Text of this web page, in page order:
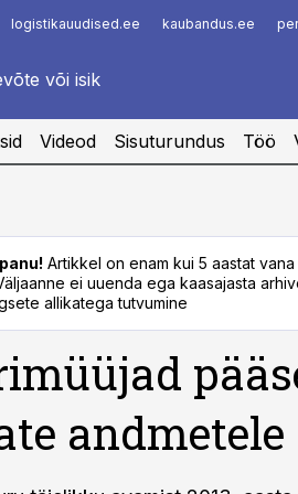
logistikauudised.ee kaubandus.ee
Infopank
Videod Sisuturundus Töö
Artikkel on enam kui 5 aastat
ei uuenda ega kaasajasta
allikatega tutvumine
andmetele